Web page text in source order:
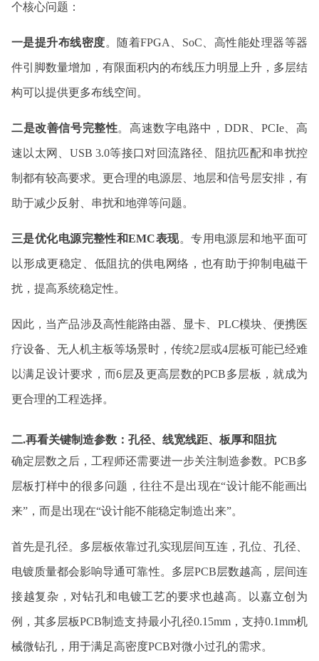
个核心问题：
一是提升布线密度。随着FPGA、SoC、高性能处理器等器
件引脚数量增加，有限面积内的布线压力明显上升，多层结
构可以提供更多布线空间。
二是改善信号完整性。高速数字电路中，DDR、PCIe、高
速以太网、USB 3.0等接口对回流路径、阻抗匹配和串扰控
制都有较高要求。更合理的电源层、地层和信号层安排，有
助于减少反射、串扰和地弹等问题。
三是优化电源完整性和EMC表现。专用电源层和地平面可
以形成更稳定、低阻抗的供电网络，也有助于抑制电磁干
扰，提高系统稳定性。
因此，当产品涉及高性能路由器、显卡、PLC模块、便携医
疗设备、无人机主板等场景时，传统2层或4层板可能已经难
以满足设计要求，而6层及更高层数的PCB多层板，就成为
更合理的工程选择。
二.再看关键制造参数：孔径、线宽线距、板厚和阻抗
确定层数之后，工程师还需要进一步关注制造参数。PCB多
层板打样中的很多问题，往往不是出现在“设计能不能画出
来”，而是出现在“设计能不能稳定制造出来”。
首先是孔径。多层板依靠过孔实现层间互连，孔位、孔径、
电镀质量都会影响导通可靠性。多层PCB层数越高，层间连
接越复杂，对钻孔和电镀工艺的要求也越高。以嘉立创 为
例，其多层板PCB制造支持最小孔径0.15mm，支持0.1mm机
械微钻孔，用于满足高密度PCB对微小过孔的需求。